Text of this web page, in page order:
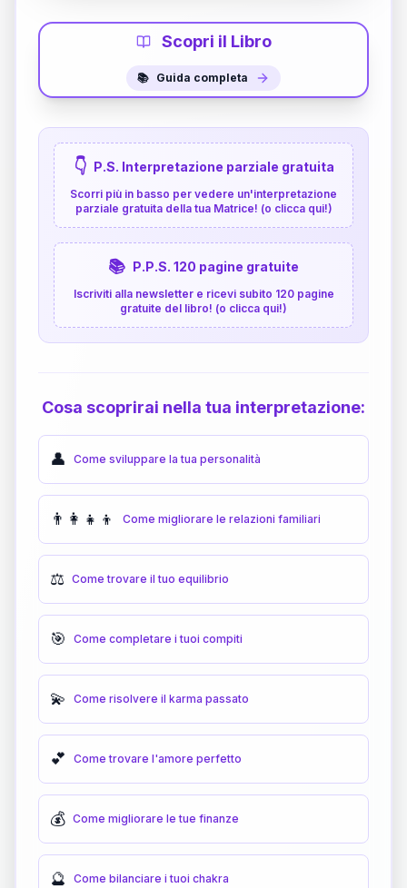
Scopri il Libro
📚 Guida completa
👇 P.S. Interpretazione parziale gratuita
Scorri più in basso per vedere un'interpretazione
parziale gratuita della tua Matrice! (o clicca qui!)
📚 P.P.S. 120 pagine gratuite
Iscriviti alla newsletter e ricevi subito 120 pagine
gratuite del libro! (o clicca qui!)
Cosa scoprirai nella tua interpretazione:
👤 Come sviluppare la tua personalità
👨‍👩‍👧‍👦 Come migliorare le relazioni familiari
⚖️ Come trovare il tuo equilibrio
🎯 Come completare i tuoi compiti
💫 Come risolvere il karma passato
💕 Come trovare l'amore perfetto
💰 Come migliorare le tue finanze
🔮 Come bilanciare i tuoi chakra